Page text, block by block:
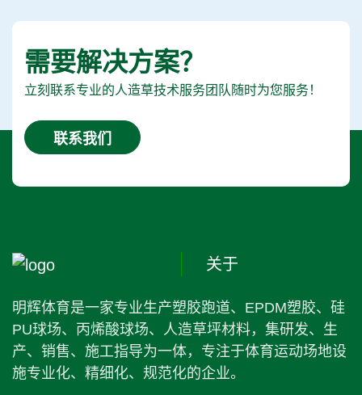
需要解决方案？
立刻联系专业的人造草技术服务团队随时为您服务！
联系我们
关于
明辉体育是一家专业生产塑胶跑道、EPDM塑胶、硅
PU球场、丙烯酸球场、人造草坪材料，集研发、生
产、销售、施工指导为一体，专注于体育运动场地设
施专业化、精细化、规范化的企业。